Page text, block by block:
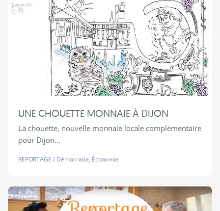
UNE CHOUETTE MONNAIE À DIJON
La chouette, nouvelle monnaie locale complémentaire
pour Dijon...
REPORTAGE / Démocratie, Économie